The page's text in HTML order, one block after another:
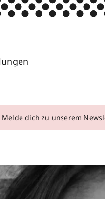
Melde dich zu unserem